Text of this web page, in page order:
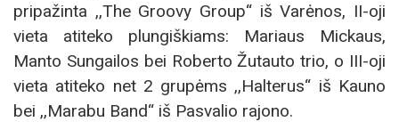
pripažinta ,,The Groovy Group“ iš Varėnos, II-oji
vieta atiteko plungiškiams: Mariaus Mickaus,
Manto Sungailos bei Roberto Žutauto trio, o III-oji
vieta atiteko net 2 grupėms ,,Halterus“ iš Kauno
bei ,,Marabu Band“ iš Pasvalio rajono.